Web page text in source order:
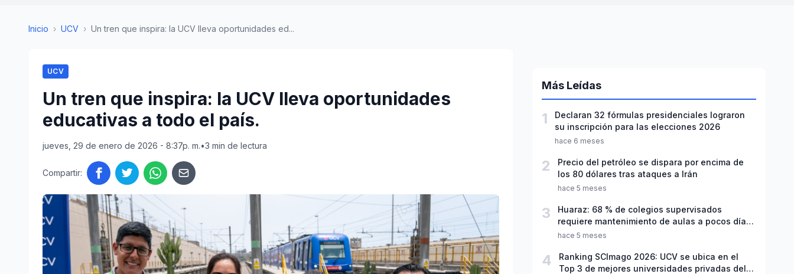
Inicio › UCV › Un tren que inspira: la UCV lleva oportunidades ed...
UCV
Un tren que inspira: la UCV lleva oportunidades
educativas a todo el país.
jueves, 29 de enero de 2026 - 8:37p. m.•3 min de lectura
Compartir:
Más Leídas
1
Declaran 32 fórmulas presidenciales lograron
su inscripción para las elecciones 2026
hace 6 meses
2
Precio del petróleo se dispara por encima de
los 80 dólares tras ataques a Irán
hace 5 meses
3
Huaraz: 68 % de colegios supervisados
requiere mantenimiento de aulas a pocos días
de inicio del año escolar 2026
hace 5 meses
4
Ranking SCImago 2026: UCV se ubica en el
Top 3 de mejores universidades privadas del